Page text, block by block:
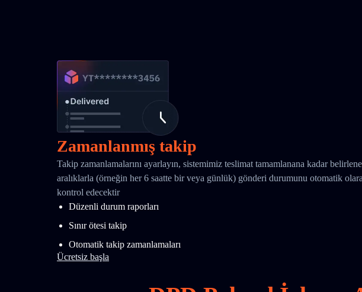
Zamanlanmış takip
Takip zamanlamalarını ayarlayın, sistemimiz teslimat tamamlanana kadar
aralıklarla (örneğin her 6 saatte bir veya günlük) gönderi durumunu otomatik
kontrol edecektir
Düzenli durum raporları
Sınır ötesi takip
Otomatik takip zamanlamaları
Ücretsiz başla